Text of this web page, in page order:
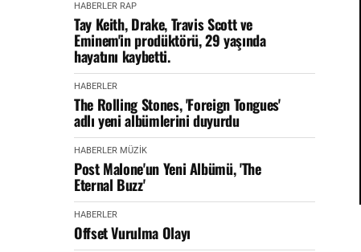
HABERLER RAP
Tay Keith, Drake, Travis Scott ve
Eminem'in prodüktörü, 29 yaşında
hayatını kaybetti.
HABERLER
The Rolling Stones, 'Foreign Tongues'
adlı yeni albümlerini duyurdu
HABERLER MÜZİK
Post Malone'un Yeni Albümü, 'The
Eternal Buzz'
HABERLER
Offset Vurulma Olayı